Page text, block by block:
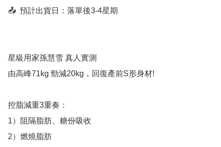
📤  預計出貨日：落單後3-4星期
星級用家孫慧雪 真人實測
由高峰71kg 勁減20kg，回復產前S形身材!
控脂減重3重奏：
1）阻隔脂肪、糖份吸收
2）燃燒脂肪